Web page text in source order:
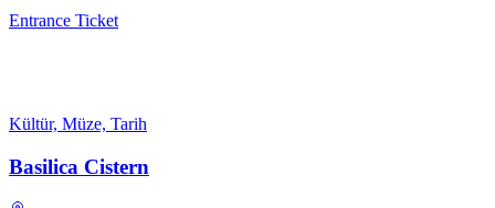
Entrance Ticket
Kültür, Müze, Tarih
Basilica Cistern